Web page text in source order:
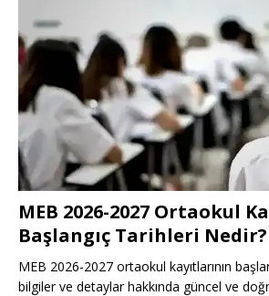
MEB 2026-2027 Ortaokul
Başlangıç Tarihleri Nedir?
MEB 2026-2027 ortaokul kayıtlarının
bilgiler ve detaylar hakkında güncel ve